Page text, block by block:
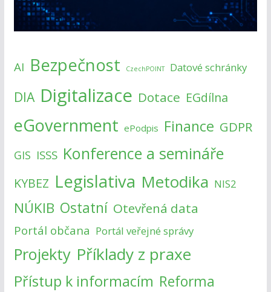
AI Bezpečnost CzechPOINT Datové schránky
DIA Digitalizace Dotace EGdílna
eGovernment ePodpis Finance GDPR
GIS ISSS Konference a semináře
KYBEZ Legislativa Metodika NIS2
NÚKIB Ostatní Otevřená data
Portál občana Portál veřejné správy
Projekty Příklady z praxe
Přístup k informacím Reforma